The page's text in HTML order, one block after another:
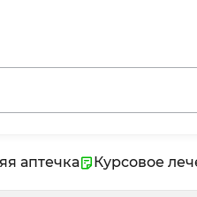
аптечка Курсовое